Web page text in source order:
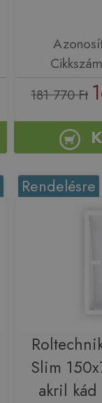
181 770 Ft
Rendelésre
Slim
akril kád